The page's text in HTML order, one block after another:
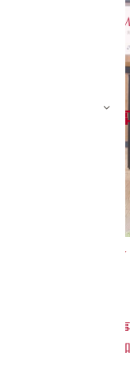
家
サービス紹介
「パートナーと家
でも家事のコツを